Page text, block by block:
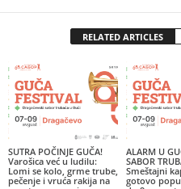
RELATED ARTICLES
SUTRA POČINJE GUČA!
Varošica već u ludilu:
Lomi se kolo, grme trube,
pečenje i vruća rakija na
ALARM U
SABOR
Smeštajni
gotovo